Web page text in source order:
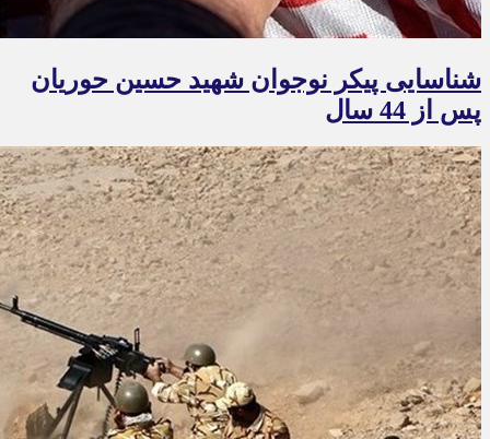
شناسایی پیکر نوجوان شهید حسین حوریان
پس از 44 سال